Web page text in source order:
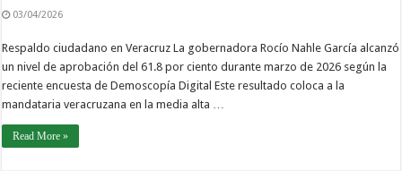
03/04/2026
Respaldo ciudadano en Veracruz La gobernadora Rocío Nahle García alcanzó
un nivel de aprobación del 61.8 por ciento durante marzo de 2026 según la
reciente encuesta de Demoscopía Digital Este resultado coloca a la
mandataria veracruzana en la media alta …
Read More »